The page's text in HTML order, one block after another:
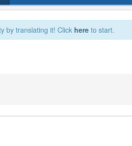
by translating it! Click here to start.